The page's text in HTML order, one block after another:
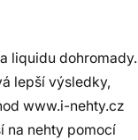
liquidu dohromady.
lepší výsledky,
www.i-nehty.cz
na nehty pomocí